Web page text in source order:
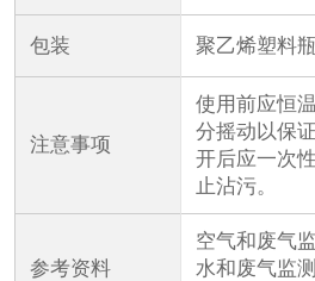
包装 聚乙烯塑料瓶
注意事项
使用前应恒
分摇动以保
开后应一次
止沾污。
参考资料
空气和废气
水和废气监